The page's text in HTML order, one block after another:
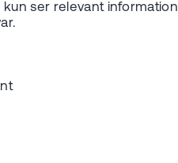
ser relevant information